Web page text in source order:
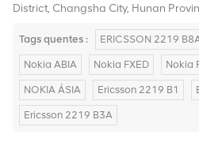
District, Changsha City, Hunan
Tags quentes : ERICSSON 2219
Nokia ABIA Nokia FXED Nokia
NOKIA ÁSIA Ericsson 2219 B1
Ericsson 2219 B3A